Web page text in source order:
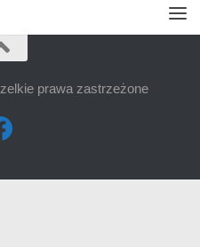
prawa zastrzeżone